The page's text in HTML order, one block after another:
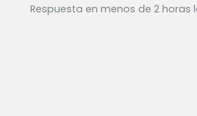
Respuesta en menos de 2 horas